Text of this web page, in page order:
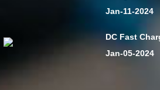
Jan-11-2024
DC Fast
Jan-05-2024